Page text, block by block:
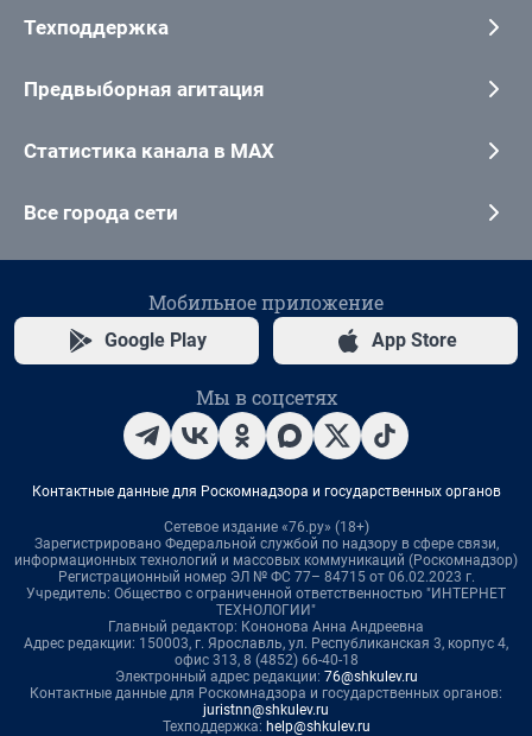
Техподдержка
Предвыборная агитация
Статистика канала в MAX
Все города сети
Мобильное приложение
Google Play App Store
Мы в соцсетях
Контактные данные для Роскомнадзора и государственных органов
Сетевое издание «76.ру» (18+)
Зарегистрировано Федеральной службой по надзору в сфере связи,
информационных технологий и массовых коммуникаций (Роскомнадзор)
Регистрационный номер ЭЛ № ФС 77– 84715 от 06.02.2023 г.
Учредитель: Общество с ограниченной ответственностью "ИНТЕРНЕТ
ТЕХНОЛОГИИ"
Главный редактор: Кононова Анна Андреевна
Адрес редакции: 150003, г. Ярославль, ул. Республиканская 3, корпус 4,
офис 313, 8 (4852) 66-40-18
Электронный адрес редакции: 76@shkulev.ru
Контактные данные для Роскомнадзора и государственных органов:
juristnn@shkulev.ru
Техподдержка: help@shkulev.ru